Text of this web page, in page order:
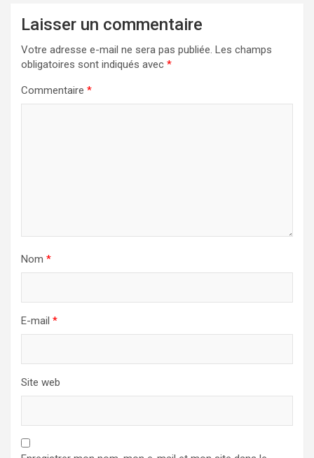
Laisser un commentaire
Votre adresse e-mail ne sera pas publiée. Les champs
obligatoires sont indiqués avec *
Commentaire *
Nom *
E-mail *
Site web